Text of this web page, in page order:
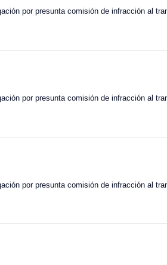
por presunta comisión de infracción al
por presunta comisión de infracción al
por presunta comisión de infracción al